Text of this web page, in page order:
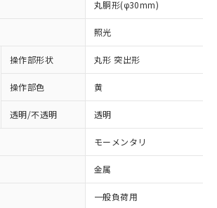
丸胴形(φ30mm)
照光
操作部形状 丸形 突出形
操作部色 黄
透明/不透明 透明
モーメンタリ
金属
一般負荷用